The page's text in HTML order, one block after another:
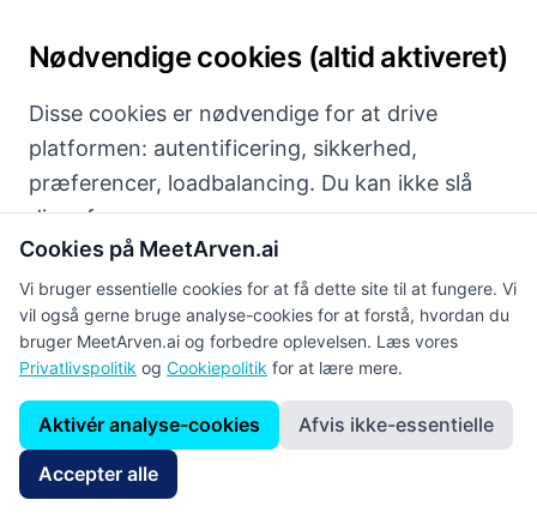
Nødvendige cookies (altid aktiveret)
Disse cookies er nødvendige for at drive
platformen: autentificering, sikkerhed,
præferencer, loadbalancing. Du kan ikke slå
disse fra.
Analysecookies (valgfri)
trafik og interaktioner. Disse cookies er valgfri
og kræver dit udtrykkelige samtykke.
Cookies på MeetArven.ai
Vi bruger essentielle cookies for at få dette site til at fungere. Vi
vil også gerne bruge analyse-cookies for at forstå, hvordan du
bruger MeetArven.ai og forbedre oplevelsen. Læs vores
Privatlivspolitik og Cookiepolitik for at lære mere.
Aktivér analyse-cookies Afvis ikke-essentielle
Accepter alle